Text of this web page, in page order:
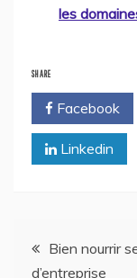
les
SHARE
Facebook
Linkedin
Navigation
Bien nourrir
d’entreprise